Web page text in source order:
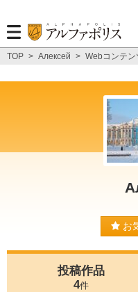
TOP > Алексей > Webコンテン
お
投稿作品
4件